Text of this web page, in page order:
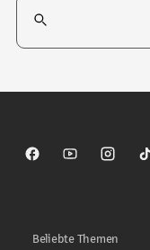
Suchfeld
Sparkasse aufSparkasse auf
Beliebte Themen